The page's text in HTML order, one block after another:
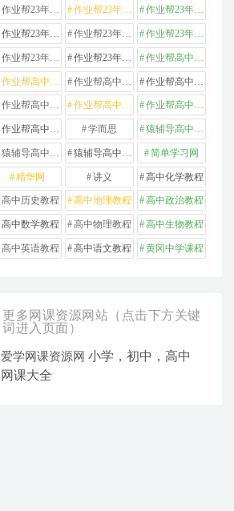
作业帮23年高中化学 作业帮23年高中历史 作业帮23年高中地理
作业帮23年高中数学 作业帮23年高中物理 作业帮23年高中生物
作业帮23年高中英语 作业帮23年高中语文 作业帮高中化学
作业帮高中地理 作业帮高中政治 作业帮高中数学
作业帮高中物理 作业帮高中生物 作业帮高中英语
作业帮高中语文 学而思 猿辅导高中数学
猿辅导高中物理 猿辅导高中英语 简单学习网
精华网 讲义 高中化学教程
高中历史教程 高中地理教程 高中政治教程
高中数学教程 高中物理教程 高中生物教程
高中英语教程 高中语文教程 黄冈中学课程
更多网课资源网站（点击下方关键
词进入页面）
爱学网课资源网 小学，初中，高中
网课大全